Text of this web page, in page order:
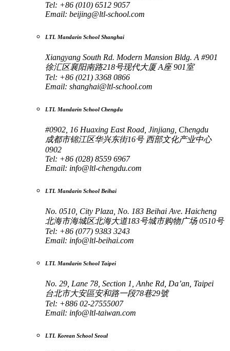
Tel: +86 (010) 6512 9057
Email: beijing@ltl-school.com
LTL Mandarin School Shanghai
Xiangyang South Rd. Modern Mansion Bldg. A #901
徐汇区襄阳南路218号现代大厦 A座 901室
Tel: +86 (021) 3368 0866
Email: shanghai@ltl-school.com
LTL Mandarin School Chengdu
#0902, 16 Huaxing East Road, Jinjiang, Chengdu
成都市锦江区华兴东街16号 西部文化产业中心
0902
Tel: +86 (028) 8559 6967
Email: info@ltl-chengdu.com
LTL Mandarin School Beihai
No. 0510, City Plaza, No. 183 Beihai Ave. Haicheng
北海市海城区北海大道183号城市购物广场 0510号
Tel: +86 (077) 9383 3243
Email: info@ltl-beihai.com
LTL Mandarin School Taipei
No. 29, Lane 78, Section 1, Anhe Rd, Da’an, Taipei
台北市大安區安和路一段78巷29號
Tel: +886 02-27555007
Email: info@ltl-taiwan.com
LTL Korean School Seoul